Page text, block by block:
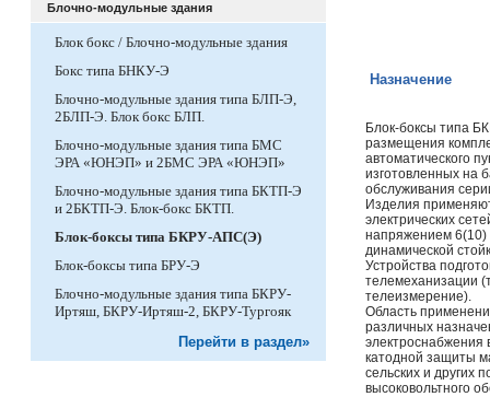
Блочно-модульные здания
Блок бокс / Блочно-модульные здания
Бокс типа БНКУ-Э
Блочно-модульные здания типа БЛП-Э,
2БЛП-Э. Блок бокс БЛП.
Блочно-модульные здания типа БМС
ЭРА «ЮНЭП» и 2БМС ЭРА «ЮНЭП»
Блочно-модульные здания типа БКТП-Э
и 2БКТП-Э. Блок-бокс БКТП.
Блок-боксы типа БКРУ-АПС(Э)
Блок-боксы типа БРУ-Э
Блочно-модульные здания типа БКРУ-
Иртяш, БКРУ-Иртяш-2, БКРУ-Тургояк
Перейти в раздел»
Назначение
Блок-боксы типа
размещения
автоматического
изготовленных на
обслуживания
Изделия
электрических
напряжением 6(10)
динамической
Устройства
телемеханизации
телеизмерение).
Область
различных
электроснабжения
катодной защиты
сельских и других
высоковольтного